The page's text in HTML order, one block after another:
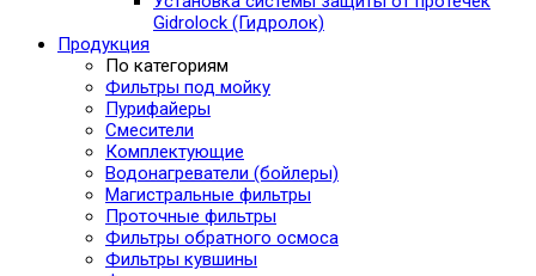
Gidrolock (Гидролок)
Продукция
По категориям
Фильтры под мойку
Пурифайеры
Смесители
Комплектующие
Водонагреватели (бойлеры)
Магистральные фильтры
Проточные фильтры
Фильтры обратного осмоса
Фильтры кувшины